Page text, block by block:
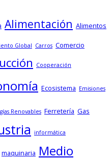
Alimentación Alimentos
Global Carros Comercio
Cooperación
Ecosistema Emisiones
Renovables Ferretería Gas
informática
maquinaria Medio